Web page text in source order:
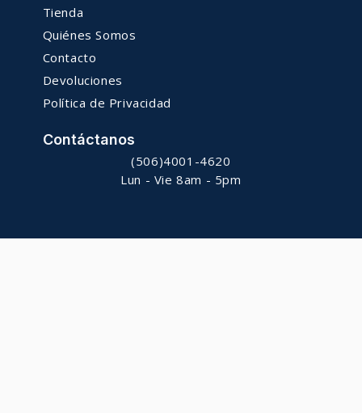
Tienda
Quiénes Somos
Contacto
Devoluciones
Política de Privacidad
Contáctanos
(506)4001-4620
Lun - Vie 8am - 5pm